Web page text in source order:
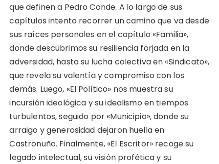
que definen a Pedro Conde. A lo largo de sus
capítulos intento recorrer un camino que va desde
sus raíces personales en el capítulo «Familia»,
donde descubrimos su resiliencia forjada en la
adversidad, hasta su lucha colectiva en «Sindicato»,
que revela su valentía y compromiso con los
demás. Luego, «El Político» nos muestra su
incursión ideológica y su idealismo en tiempos
turbulentos, seguido por «Municipio», donde su
arraigo y generosidad dejaron huella en
Castronuño. Finalmente, «El Escritor» recoge su
legado intelectual, su visión profética y su